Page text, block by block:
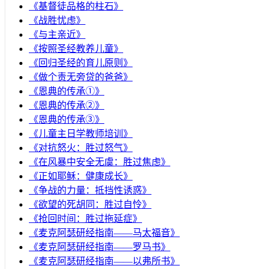
《基督徒品格的柱石》
《战胜忧虑》
《与主亲近》
《按照圣经教养儿童》
《回归圣经的育儿原则》
《做个责无旁贷的爸爸》
《恩典的传承①》
《恩典的传承②》
《恩典的传承③》
《儿童主日学教师培训》
《对抗怒火：胜过怒气》
《在风暴中安全无虞：胜过焦虑》
《正如耶稣：健康成长》
《争战的力量：抵挡性诱惑》
《欲望的死胡同：胜过自怜》
《抢回时间：胜过拖延症》
《麦克阿瑟研经指南——马太福音》
《麦克阿瑟研经指南——罗马书》
《麦克阿瑟研经指南——以弗所书》